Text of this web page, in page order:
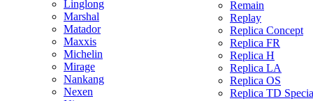
Linglong
Marshal
Matador
Maxxis
Michelin
Mirage
Nankang
Nexen
Remain
Replay
Replica Concept
Replica FR
Replica H
Replica LA
Replica OS
Replica TD